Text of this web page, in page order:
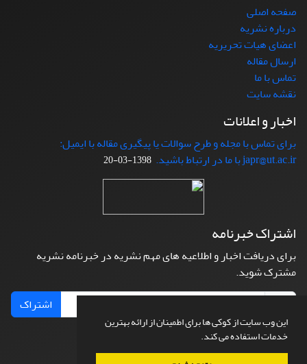
این وب سایت از کوکی ها برای اطمینان از ارائه بهترین
خدمات استفاده می کند.
صفحه اصلی
درباره نشریه
اعضای هیات تحریریه
ارسال مقاله
تماس با ما
نقشه سایت
اخبار و اعلانات
برای تماس با مجله و طرح سوالات یا پیگیری مقاله با ایمیل:
japr@ut.ac.ir با ما در ارتباط باشید.
1398-03-20
اشتراک خبرنامه
برای دریافت اخبار و اطلاعیه های مهم نشریه در خبرنامه نشریه
مشترک شوید.
اشتراک